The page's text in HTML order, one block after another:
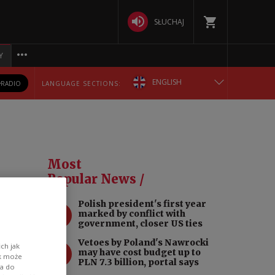
SŁUCHAJ
RADIO LANGUAGE SECTIONS: ENGLISH
РУССКИЙ
УКРАЇНСЬКА
Most
Popular News /
Polish president's first year
marked by conflict with
government, closer US ties
Vetoes by Poland's Nawrocki
may have cost budget up to
PLN 7.3 billion, portal says
jak
może
do